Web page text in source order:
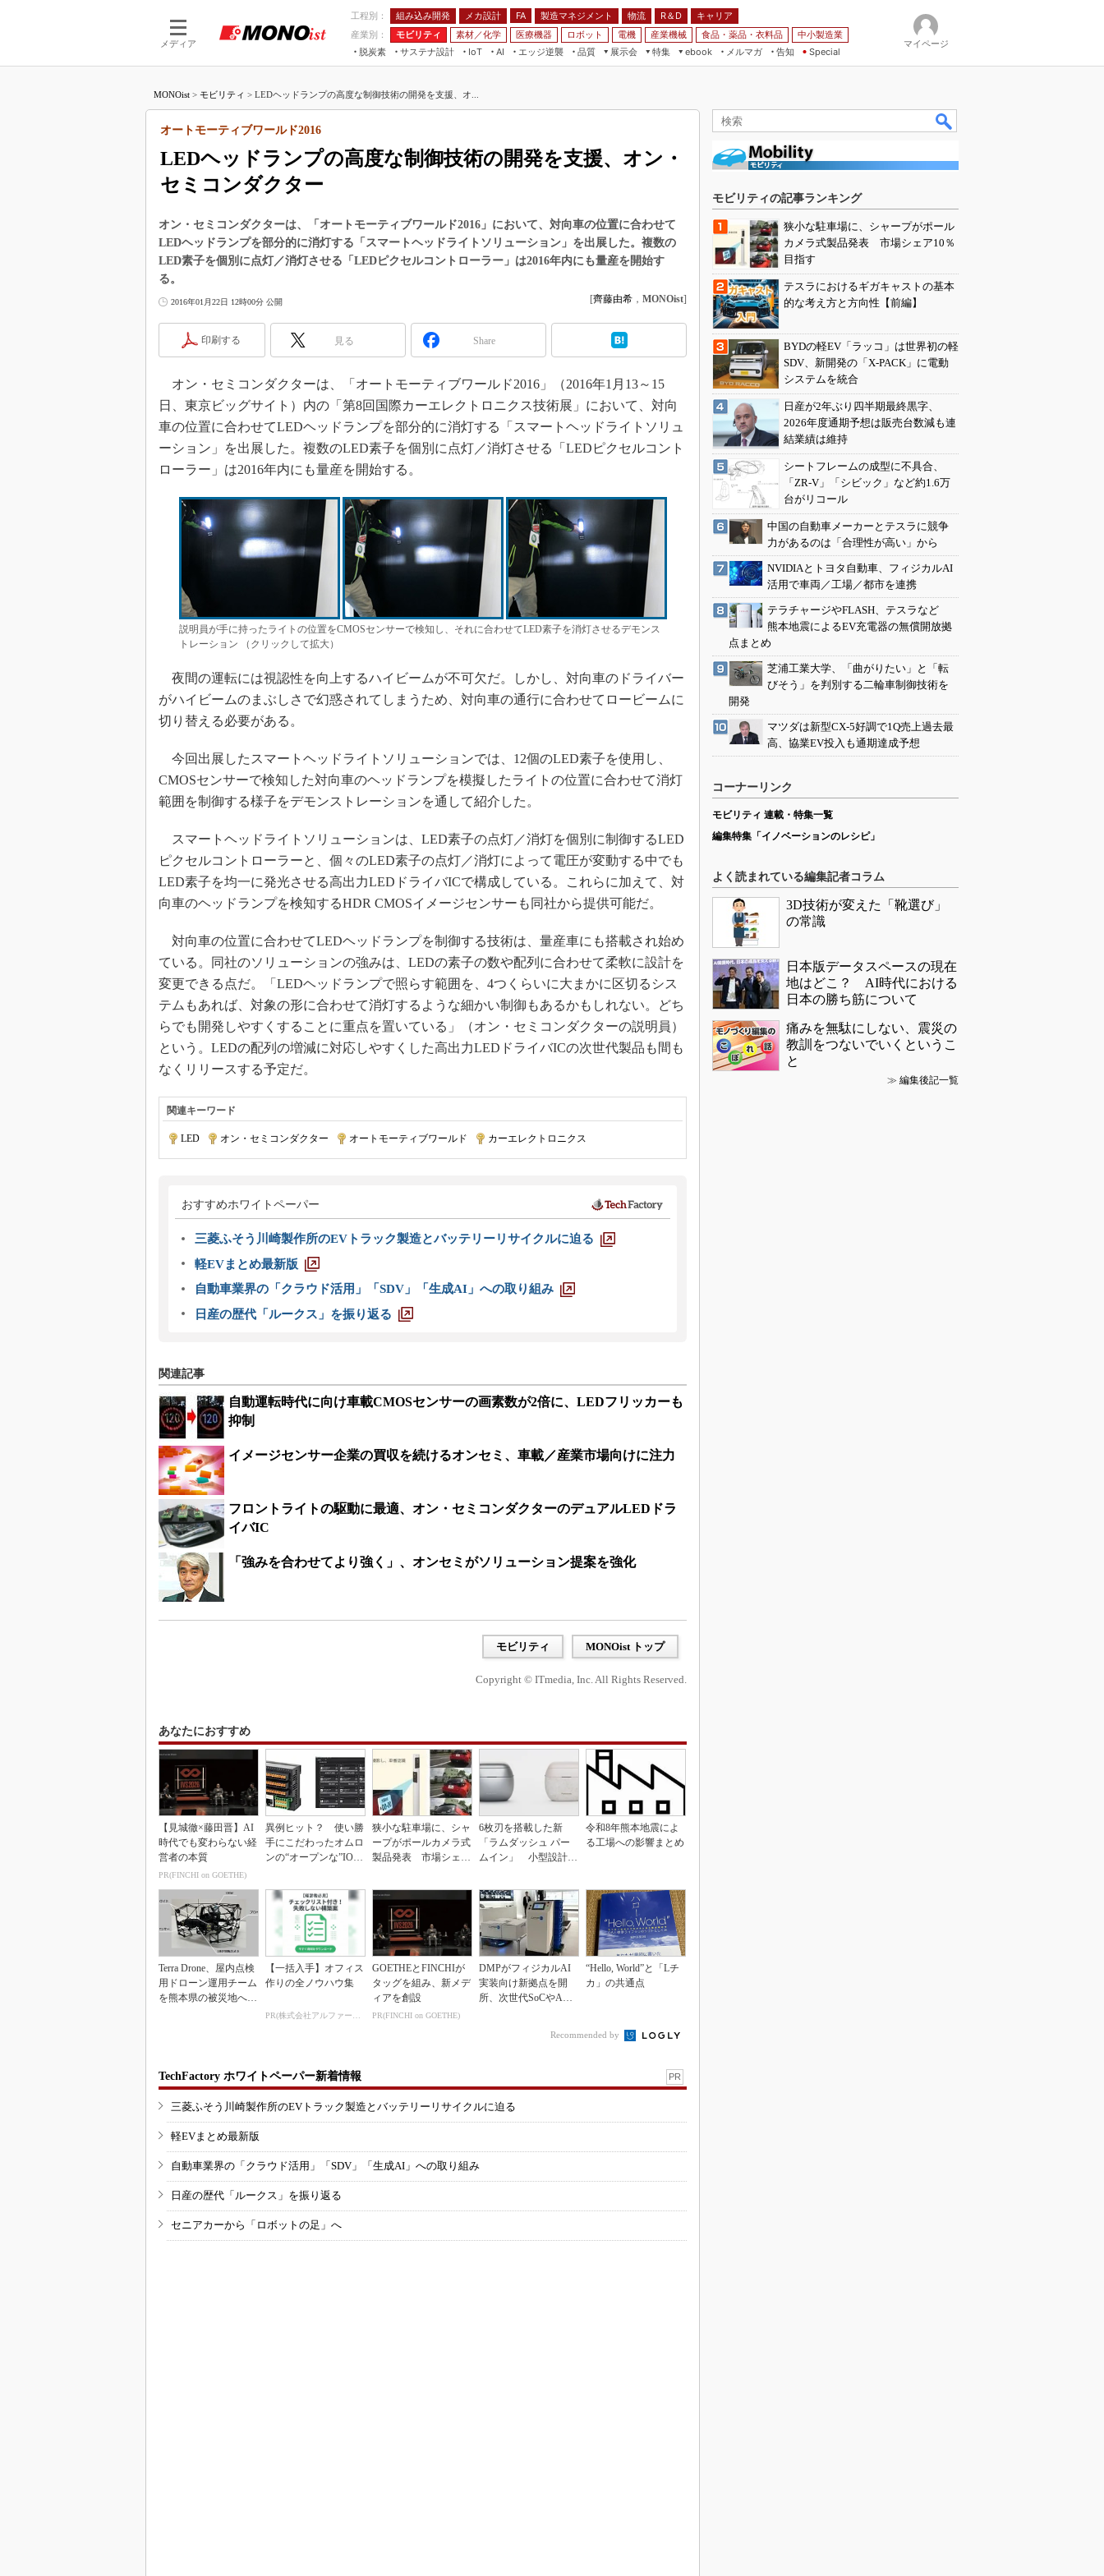
メディア
工程別： 組み込み開発 メカ設計 FA 製造マネジメント 物流 R＆D
キャリア
産業別：
モビリティ 素材／化学 医療機器 ロボット 電機 産業機械 食品・薬品・衣料品
中小製造業
脱炭素
サステナ設計
IoT
つながる工場
AI
AI×設備保全
エッジ逆襲 品質
展示会
JIMTOF
IIFES
TECHNO-FRONTIER
人テク展
AUTOMOTIVE WORLD
産業オープンネット展
特集
VR／AR
フィールドサービス
組み込み画像技術
組み込みモデリング
ISO26262
無償設計ツール
デジタルツインとCAE
S＆OP
インダストリー4.0
製造業ビッグデータ
メイドインジャパン
植物工場
知財マネジメント
海外生産
グローバル設計・開発
新型コロナへの対応
ebook
FA
モビリティ
メルマガ
告知 Special
マイページ
MONOist > モビリティ > LEDヘッドランプの高度な制御技術の開発を支援、オ...
LEDヘッドランプの高度な制御技術の開発を支援、オン・
セミコンダクター
オートモーティブワールド2016
オン・セミコンダクターは、「オートモーティブワールド2016」において、対向車の位置に合わせて
LEDヘッドランプを部分的に消灯する「スマートヘッドライトソリューション」を出展した。複数の
LED素子を個別に点灯／消灯させる「LEDピクセルコントローラー」は2016年内にも量産を開始す
る。
2016年01月22日 12時00分 公開 [齊藤由希 ， MONOist]
印刷する 見る Share
オン・セミコンダクターは、「オートモーティブワールド2016」（2016年1月13～15
日、東京ビッグサイト）内の「第8回国際カーエレクトロニクス技術展」において、対向
車の位置に合わせてLEDヘッドランプを部分的に消灯する「スマートヘッドライトソリュ
ーション」を出展した。複数のLED素子を個別に点灯／消灯させる「LEDピクセルコント
ローラー」は2016年内にも量産を開始する。
説明員が手に持ったライトの位置をCMOSセンサーで検知し、それに合わせてLED素子を消灯させるデモンス
トレーション （クリックして拡大）
夜間の運転には視認性を向上するハイビームが不可欠だ。しかし、対向車のドライバー
がハイビームのまぶしさで幻惑されてしまうため、対向車の通行に合わせてロービームに
切り替える必要がある。
今回出展したスマートヘッドライトソリューションでは、12個のLED素子を使用し、
CMOSセンサーで検知した対向車のヘッドランプを模擬したライトの位置に合わせて消灯
範囲を制御する様子をデモンストレーションを通して紹介した。
スマートヘッドライトソリューションは、LED素子の点灯／消灯を個別に制御するLED
ピクセルコントローラーと、個々のLED素子の点灯／消灯によって電圧が変動する中でも
LED素子を均一に発光させる高出力LEDドライバICで構成している。これらに加えて、対
向車のヘッドランプを検知するHDR CMOSイメージセンサーも同社から提供可能だ。
対向車の位置に合わせてLEDヘッドランプを制御する技術は、量産車にも搭載され始め
ている。同社のソリューションの強みは、LEDの素子の数や配列に合わせて柔軟に設計を
変更できる点だ。「LEDヘッドランプで照らす範囲を、4つくらいに大まかに区切るシス
テムもあれば、対象の形に合わせて消灯するような細かい制御もあるかもしれない。どち
らでも開発しやすくすることに重点を置いている」（オン・セミコンダクターの説明員）
という。LEDの配列の増減に対応しやすくした高出力LEDドライバICの次世代製品も間も
なくリリースする予定だ。
関連キーワード
LED オン・セミコンダクター オートモーティブワールド カーエレクトロニクス
おすすめホワイトペーパー
三菱ふそう川崎製作所のEVトラック製造とバッテリーリサイクルに迫る
軽EVまとめ最新版
自動車業界の「クラウド活用」「SDV」「生成AI」への取り組み
日産の歴代「ルークス」を振り返る
関連記事
自動運転時代に向け車載CMOSセンサーの画素数が2倍に、LEDフリッカーも
抑制
イメージセンサー企業の買収を続けるオンセミ、車載／産業市場向けに注力
フロントライトの駆動に最適、オン・セミコンダクターのデュアルLEDドラ
イバIC
「強みを合わせてより強く」、オンセミがソリューション提案を強化
モビリティ MONOist トップ
Copyright © ITmedia, Inc. All Rights Reserved.
あなたにおすすめ
【見城徹×藤田晋】AI
時代でも変わらない経
営者の本質
PR(FINCHI on GOETHE)
異例ヒット？ 使い勝
手にこだわったオムロ
ンの“オープンな”IO-L
狭小な駐車場に、シャ
ープがポールカメラ式
製品発表 市場シェア
6枚刃を搭載した新
「ラムダッシュ パー
ムイン」 小型設計と
令和8年熊本地震によ
る工場への影響まとめ
Terra Drone、屋内点検
用ドローン運用チーム
を熊本県の被災地へ派
【一括入手】オフィス
作りの全ノウハウ集
PR(株式会社アルファーテクノ)
GOETHEとFINCHIが
タッグを組み、新メデ
ィアを創設
PR(FINCHI on GOETHE)
DMPがフィジカルAI
実装向け新拠点を開
所、次世代SoCやAM
“Hello, World”と「Lチ
カ」の共通点
Recommended by
TechFactory ホワイトペーパー新着情報 PR
三菱ふそう川崎製作所のEVトラック製造とバッテリーリサイクルに迫る
軽EVまとめ最新版
自動車業界の「クラウド活用」「SDV」「生成AI」への取り組み
日産の歴代「ルークス」を振り返る
セニアカーから「ロボットの足」へ
モビリティの記事ランキング
狭小な駐車場に、シャープがポール
カメラ式製品発表 市場シェア10％
目指す
テスラにおけるギガキャストの基本
的な考え方と方向性【前編】
BYDの軽EV「ラッコ」は世界初の軽
SDV、新開発の「X-PACK」に電動
システムを統合
日産が2年ぶり四半期最終黒字、
2026年度通期予想は販売台数減も連
結業績は維持
シートフレームの成型に不具合、
「ZR-V」「シビック」など約1.6万
台がリコール
中国の自動車メーカーとテスラに競争
力があるのは「合理性が高い」から
NVIDIAとトヨタ自動車、フィジカルAI
活用で車両／工場／都市を連携
テラチャージやFLASH、テスラなど
熊本地震によるEV充電器の無償開放拠
点まとめ
芝浦工業大学、「曲がりたい」と「転
びそう」を判別する二輪車制御技術を
開発
マツダは新型CX-5好調で1Q売上過去最
高、協業EV投入も通期達成予想
コーナーリンク
モビリティ 連載・特集一覧
編集特集「イノベーションのレシピ」
よく読まれている編集記者コラム
3D技術が変えた「靴選び」
の常識
日本版データスペースの現在
地はどこ？ AI時代における
日本の勝ち筋について
痛みを無駄にしない、震災の
教訓をつないでいくというこ
と
≫ 編集後記一覧